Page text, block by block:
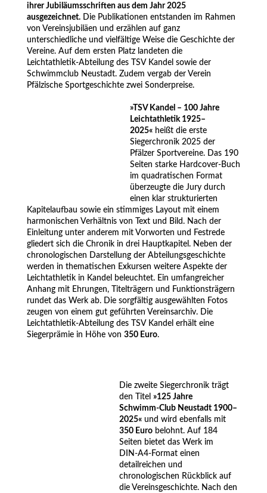
ihrer Jubiläumsschriften aus dem Jahr 2025
ausgezeichnet.Die Publikationen entstanden im Rahmen
von Vereinsjubiläen und erzählen auf ganz
unterschiedliche und vielfältige Weise die Geschichte der
Vereine. Auf dem ersten Platz landeten die
Leichtathletik‑Abteilung des TSV Kandel sowie der
Schwimmclub Neustadt. Zudem vergab der Verein
Pfälzische Sportgeschichte zwei Sonderpreise.
»TSV Kandel – 100 Jahre
Leichtathletik 1925–
2025«heißt die erste
Siegerchronik 2025 der
Pfälzer Sportvereine. Das 190
Seiten starke Hardcover‑Buch
im quadratischen Format
überzeugte die Jury durch
einen klar strukturierten
Kapitelaufbau sowie ein stimmiges Layout mit einem
harmonischen Verhältnis von Text und Bild. Nach der
Einleitung unter anderem mit Vorworten und Festrede
gliedert sich die Chronik in drei Hauptkapitel. Neben der
chronologischen Darstellung der Abteilungsgeschichte
werden in thematischen Exkursen weitere Aspekte der
Leichtathletik in Kandel beleuchtet. Ein umfangreicher
Anhang mit Ehrungen, Titelträgern und Funktionsträgern
rundet das Werk ab. Die sorgfältig ausgewählten Fotos
zeugen von einem gut geführten Vereinsarchiv. Die
Leichtathletik‑Abteilung des TSV Kandel erhält eine
Siegerprämie in Höhe von 350 Euro.
Die zweite Siegerchronik trägt
den Titel »125 Jahre
Schwimm‑Club Neustadt 1900–
2025«und wird ebenfalls mit
350 Eurobelohnt. Auf 184
Seiten bietet das Werk im
DIN‑A4‑Format einen
detailreichen und
chronologischen Rückblick auf
die Vereinsgeschichte. Nach den